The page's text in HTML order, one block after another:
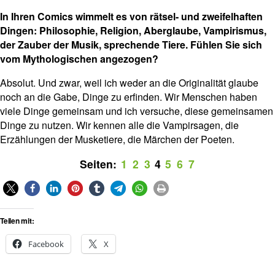
In Ihren Comics wimmelt es von rätsel- und zweifelhaften
Dingen: Philosophie, Religion, Aberglaube, Vampirismus,
der Zauber der Musik, sprechende Tiere. Fühlen Sie sich
vom Mythologischen angezogen?
Absolut. Und zwar, weil ich weder an die Originalität glaube
noch an die Gabe, Dinge zu erfinden. Wir Menschen haben
viele Dinge gemeinsam und ich versuche, diese gemeinsamen
Dinge zu nutzen. Wir kennen alle die Vampirsagen, die
Erzählungen der Musketiere, die Märchen der Poeten.
Seiten: 1 2 3 4 5 6 7
Teilen mit:
Facebook X